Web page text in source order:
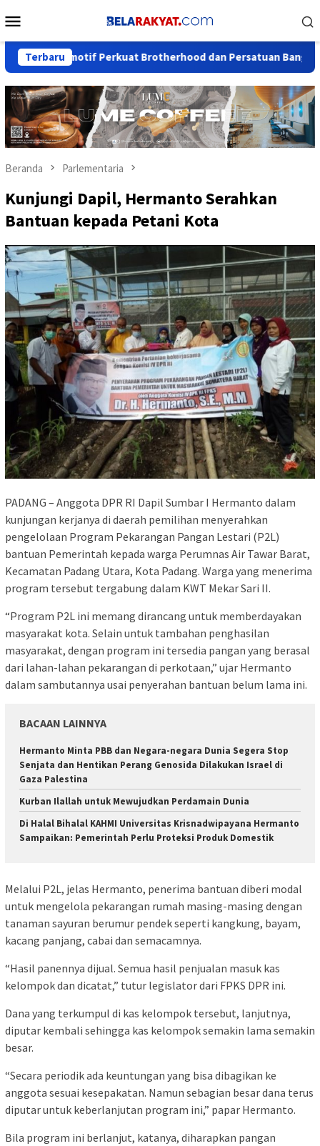
ke
Mobile
Terbaru
Perkuat Brotherhood dan Persatuan Bangsa di Tengah
Beranda Parlementaria
Kunjungi Dapil, Hermanto Serahkan
Bantuan kepada Petani Kota
PADANG – Anggota DPR RI Dapil Sumbar I Hermanto dalam
kunjungan kerjanya di daerah pemilihan menyerahkan
pengelolaan Program Pekarangan Pangan Lestari (P2L)
bantuan Pemerintah kepada warga Perumnas Air Tawar Barat,
Kecamatan Padang Utara, Kota Padang. Warga yang menerima
program tersebut tergabung dalam KWT Mekar Sari II.
“Program P2L ini memang dirancang untuk memberdayakan
masyarakat kota. Selain untuk tambahan penghasilan
masyarakat, dengan program ini tersedia pangan yang berasal
dari lahan-lahan pekarangan di perkotaan,” ujar Hermanto
dalam sambutannya usai penyerahan bantuan belum lama ini.
BACAAN LAINNYA
Hermanto Minta PBB dan Negara-negara Dunia Segera Stop
Senjata dan Hentikan Perang Genosida Dilakukan Israel di
Gaza Palestina
Kurban Ilallah untuk Mewujudkan Perdamain Dunia
Di Halal Bihalal KAHMI Universitas Krisnadwipayana Hermanto
Sampaikan: Pemerintah Perlu Proteksi Produk Domestik
Melalui P2L, jelas Hermanto, penerima bantuan diberi modal
untuk mengelola pekarangan rumah masing-masing dengan
tanaman sayuran berumur pendek seperti kangkung, bayam,
kacang panjang, cabai dan semacamnya.
“Hasil panennya dijual. Semua hasil penjualan masuk kas
kelompok dan dicatat,” tutur legislator dari FPKS DPR ini.
Dana yang terkumpul di kas kelompok tersebut, lanjutnya,
diputar kembali sehingga kas kelompok semakin lama semakin
besar.
“Secara periodik ada keuntungan yang bisa dibagikan ke
anggota sesuai kesepakatan. Namun sebagian besar dana terus
diputar untuk keberlanjutan program ini,” papar Hermanto.
Bila program ini berlanjut, katanya, diharapkan pangan